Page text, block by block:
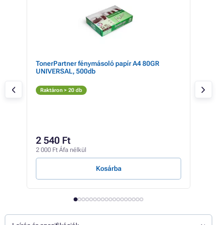
TonerPartner fénymásoló papír A4 80GR
UNIVERSAL, 500db
Raktáron > 20 db
2 540 Ft
2 000 Ft Áfa nélkül
Kosárba